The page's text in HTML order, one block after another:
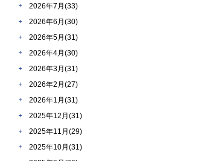
2026年7月(33)
2026年6月(30)
2026年5月(31)
2026年4月(30)
2026年3月(31)
2026年2月(27)
2026年1月(31)
2025年12月(31)
2025年11月(29)
2025年10月(31)